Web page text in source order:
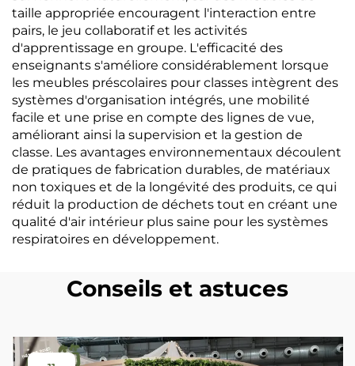
taille appropriée encouragent l'interaction entre
pairs, le jeu collaboratif et les activités
d'apprentissage en groupe. L'efficacité des
enseignants s'améliore considérablement lorsque
les meubles préscolaires pour classes intègrent des
systèmes d'organisation intégrés, une mobilité
facile et une prise en compte des lignes de vue,
améliorant ainsi la supervision et la gestion de
classe. Les avantages environnementaux découlent
de pratiques de fabrication durables, de matériaux
non toxiques et de la longévité des produits, ce qui
réduit la production de déchets tout en créant une
qualité d'air intérieur plus saine pour les systèmes
respiratoires en développement.
Conseils et astuces